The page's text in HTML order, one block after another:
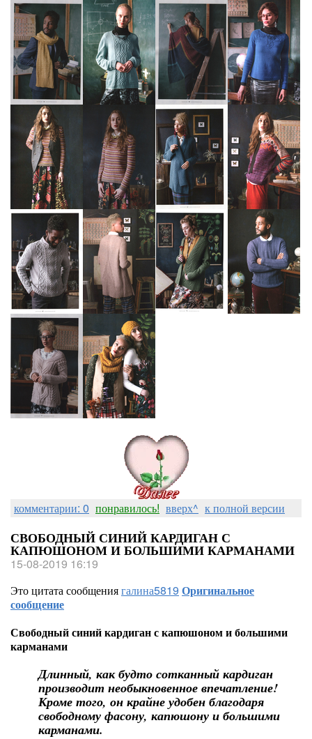
комментарии: 0 понравилось! вверх^ к полной версии
СВОБОДНЫЙ СИНИЙ КАРДИГАН С
КАПЮШОНОМ И БОЛЬШИМИ КАРМАНАМИ
15-08-2019 16:19
Это цитата сообщениягалина5819 Оригинальное
сообщение
Свободный синий кардиган с капюшоном и большими
карманами
Длинный, как будто сотканный кардиган
производит необыкновенное впечатление!
Кроме того, он крайне удобен благодаря
свободному фасону, капюшону и большими
карманами.